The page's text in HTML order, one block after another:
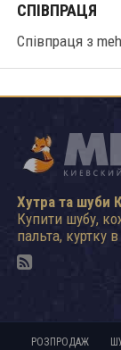
СПІВПРАЦЯ
Співпраця з
Хутра та шуби
Купити шубу,
пальта, куртку
РОЗПРОДАЖ